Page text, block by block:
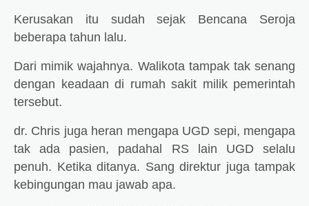
Kerusakan itu sudah sejak Bencana Seroja
beberapa tahun lalu.
Dari mimik wajahnya. Walikota tampak tak senang
dengan keadaan di rumah sakit milik pemerintah
tersebut.
dr. Chris juga heran mengapa UGD sepi, mengapa
tak ada pasien, padahal RS lain UGD selalu
penuh. Ketika ditanya. Sang direktur juga tampak
kebingungan mau jawab apa.